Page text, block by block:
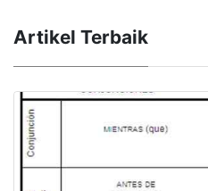
Artikel Terbaik